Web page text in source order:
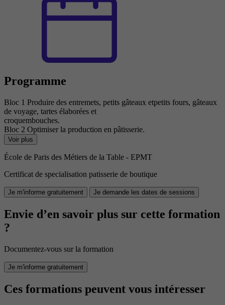
Programme
Bloc 1 Produire des entremets, petits gâteaux etpetits fours, gâteaux
de voyage, tartes élaborées et
croquembouches.
Bloc 2 Optimiser la production en pâtisserie.
Voir plus
École de Paris des Métiers de la Table - EPMT
Certificat de specialisation patisserie de boutique
Je m'informe gratuitement Je demande les dates de sessions
Envie d’en savoir plus sur cette formation
?
Documentez-vous sur la formation
Je m'informe gratuitement
Ces formations peuvent vous intéresser